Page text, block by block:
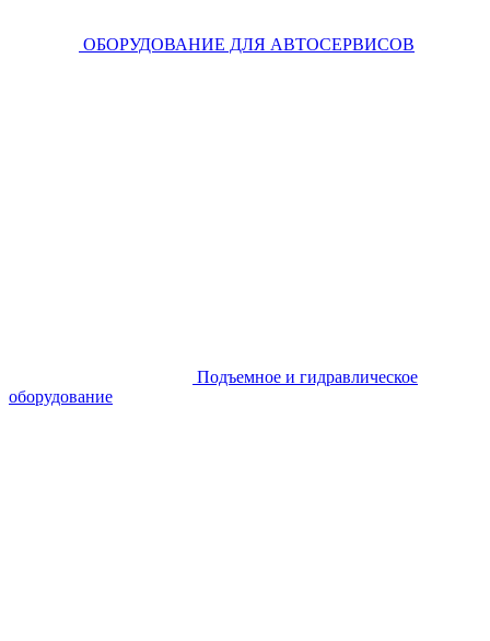
ОБОРУДОВАНИЕ ДЛЯ АВТОСЕРВИСОВ
Подъемное и гидравлическое
оборудование